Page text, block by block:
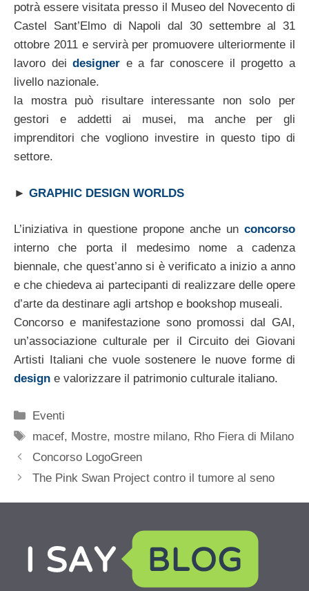
potrà essere visitata presso il Museo del Novecento di
Castel Sant’Elmo di Napoli dal 30 settembre al 31
ottobre 2011 e servirà per promuovere ulteriormente il
lavoro deidesigner e a far conoscere il progetto a
livello nazionale.
la mostra può risultare interessante non solo per
gestori e addetti ai musei, ma anche per gli
imprenditori che vogliono investire in questo tipo di
settore.
► GRAPHIC DESIGN WORLDS
L’iniziativa in questione propone anche un concorso
interno che porta il medesimo nome a cadenza
biennale, che quest’anno si è verificato a inizio a anno
e che chiedeva ai partecipanti di realizzare delle opere
d’arte da destinare agli artshop e bookshop museali.
Concorso e manifestazione sono promossi dal GAI,
un’associazione culturale per il Circuito dei Giovani
Artisti Italiani che vuole sostenere le nuove forme di
design e valorizzare il patrimonio culturale italiano.
Categorie
Eventi
Tag
macef, Mostre, mostre milano, Rho Fiera di Milano
Concorso LogoGreen
The Pink Swan Project contro il tumore al seno